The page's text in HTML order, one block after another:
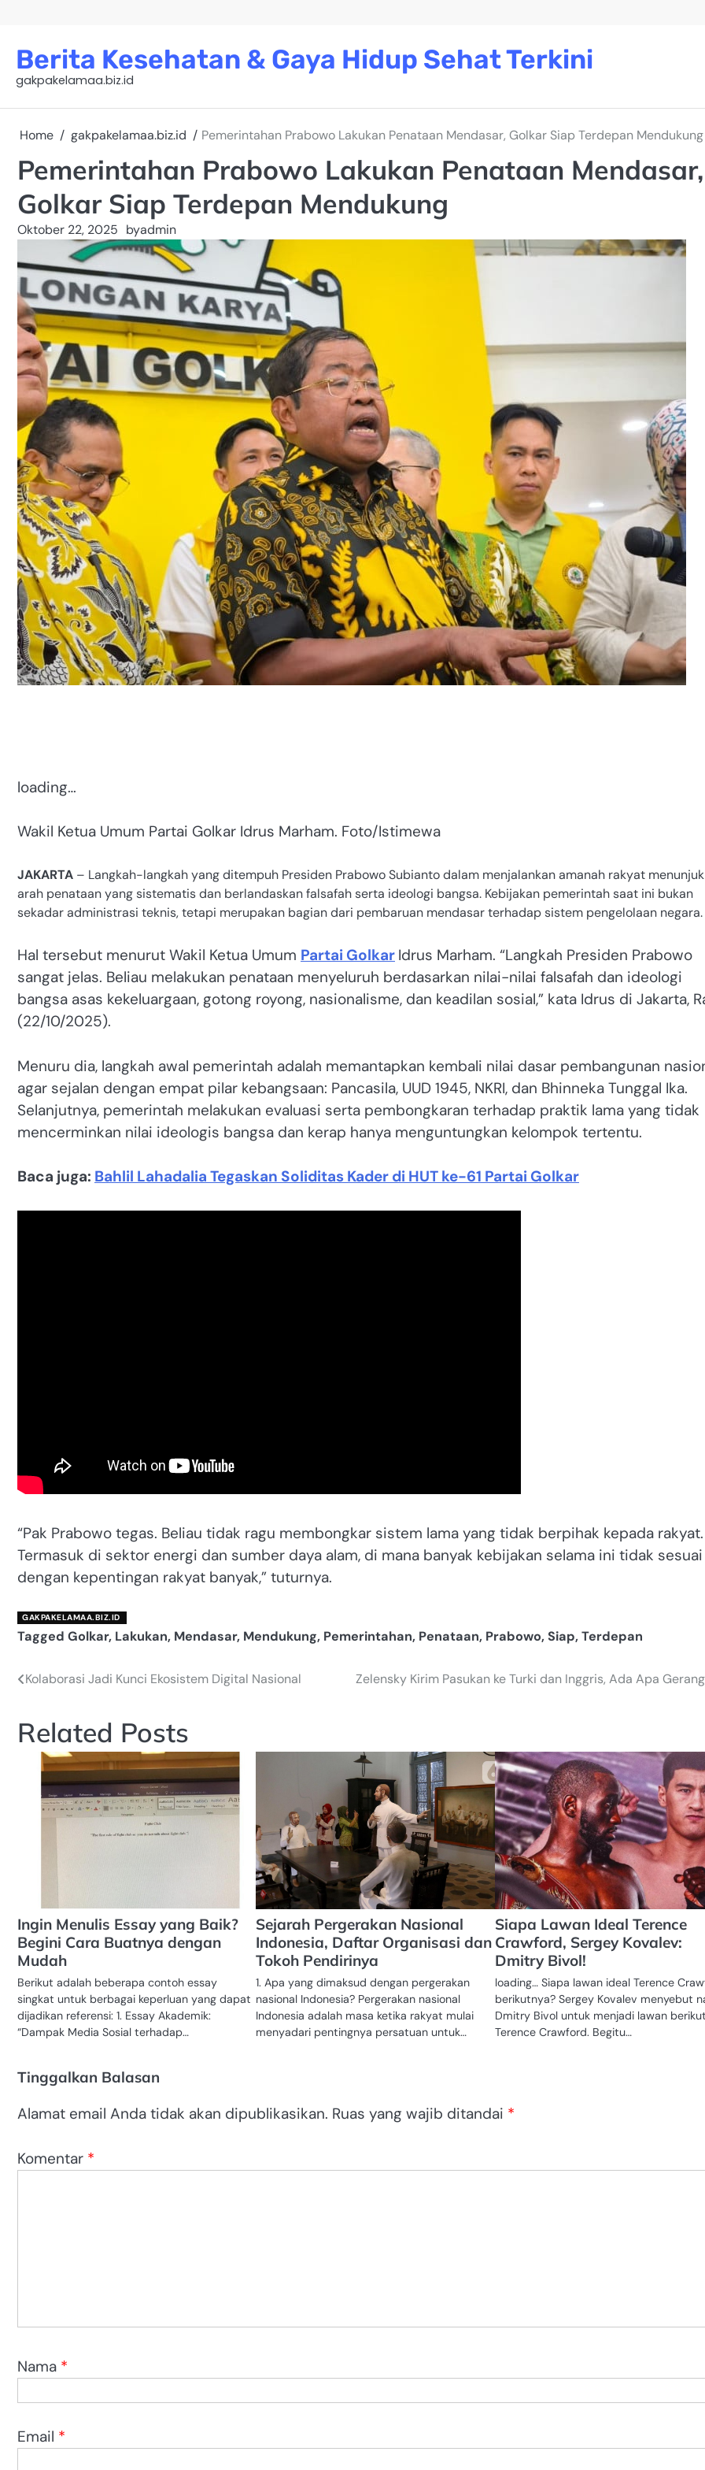
contentBerita Kesehatan & Gaya Hidup Sehat Terkini
gakpakelamaa.biz.id
Home gakpakelamaa.biz.id Pemerintahan Prabowo Lakukan Penataan Mendasar, Golkar Siap Terdepan Mendukung
Pemerintahan Prabowo Lakukan Penataan Mendasar,
Golkar Siap Terdepan Mendukung
Oktober 22, 2025 byadmin
loading…
Wakil Ketua Umum Partai Golkar Idrus Marham. Foto/Istimewa
JAKARTA – Langkah-langkah yang ditempuh Presiden Prabowo Subianto dalam menjalankan amanah rakyat
arah penataan yang sistematis dan berlandaskan falsafah serta ideologi bangsa. Kebijakan pemerintah saat ini bukan
sekadar administrasi teknis, tetapi merupakan bagian dari pembaruan mendasar terhadap sistem pengelolaan negara.
Hal tersebut menurut Wakil Ketua Umum Partai Golkar Idrus Marham. “Langkah Presiden Prabowo
sangat jelas. Beliau melakukan penataan menyeluruh berdasarkan nilai-nilai falsafah dan ideologi
bangsa asas kekeluargaan, gotong royong, nasionalisme, dan keadilan sosial,” kata Idrus di Jakarta,
(22/10/2025).
Menuru dia, langkah awal pemerintah adalah memantapkan kembali nilai dasar pembangunan
agar sejalan dengan empat pilar kebangsaan: Pancasila, UUD 1945, NKRI, dan Bhinneka Tunggal Ika.
Selanjutnya, pemerintah melakukan evaluasi serta pembongkaran terhadap praktik lama yang tidak
mencerminkan nilai ideologis bangsa dan kerap hanya menguntungkan kelompok tertentu.
Baca juga: Bahlil Lahadalia Tegaskan Soliditas Kader di HUT ke-61 Partai Golkar
“Pak Prabowo tegas. Beliau tidak ragu membongkar sistem lama yang tidak berpihak kepada rakyat.
Termasuk di sektor energi dan sumber daya alam, di mana banyak kebijakan selama ini tidak sesuai
dengan kepentingan rakyat banyak,” tuturnya.
GAKPAKELAMAA.BIZ.ID
Tagged Golkar, Lakukan, Mendasar, Mendukung, Pemerintahan, Penataan, Prabowo,Siap,Terdepan
Navigasi
Kolaborasi Jadi Kunci Ekosistem Digital Nasional Zelensky Kirim Pasukan ke Turki dan Inggris, Ada Apa
Related Posts
Ingin Menulis Essay yang Baik?
Begini Cara Buatnya dengan
Mudah
Berikut adalah beberapa contoh essay
singkat untuk berbagai keperluan yang dapat
dijadikan referensi: 1. Essay Akademik:
“Dampak Media Sosial terhadap…
Sejarah Pergerakan Nasional
Indonesia, Daftar Organisasi dan
Tokoh Pendirinya
1. Apa yang dimaksud dengan pergerakan
nasional Indonesia? Pergerakan nasional
Indonesia adalah masa ketika rakyat mulai
menyadari pentingnya persatuan untuk…
Siapa Lawan Ideal Terence
Crawford, Sergey Kovalev:
Dmitry Bivol!
loading… Siapa lawan ideal Terence
berikutnya? Sergey Kovalev menyebut
Dmitry Bivol untuk menjadi lawan
Terence Crawford. Begitu…
Tinggalkan Balasan
Alamat email Anda tidak akan dipublikasikan. Ruas yang wajib ditandai *
Komentar *
Nama *
Email *